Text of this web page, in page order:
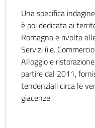
Una specifica
è poi dedicata ai
Romagna e rivolta
Servizi (i.e.
Alloggio e
partire dal 2011,
tendenziali circa le
giacenze.